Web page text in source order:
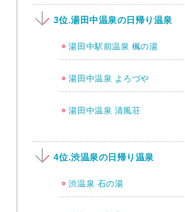
3位.湯田中温泉の日帰り温泉
湯田中駅前温泉 楓の湯
湯田中温泉 よろづや
湯田中温泉 清風荘
4位.渋温泉の日帰り温泉
渋温泉 石の湯